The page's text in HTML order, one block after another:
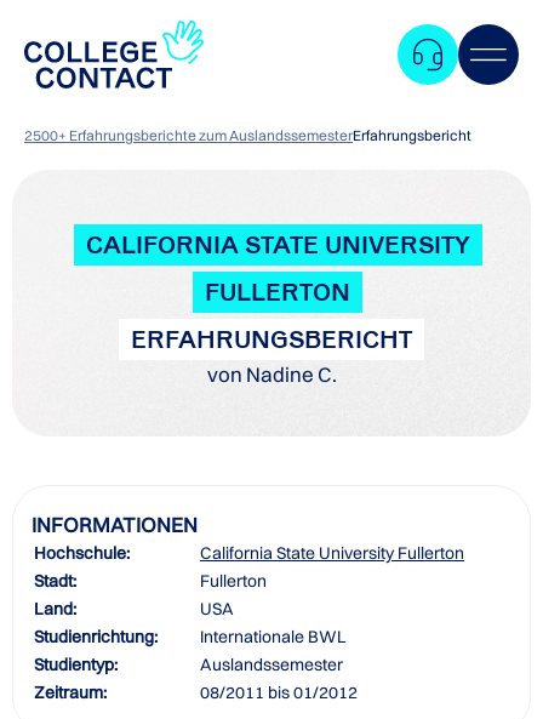
2500+ Erfahrungsberichte zum AuslandssemesterErfahrungsbericht
CALIFORNIA STATE UNIVERSITY
FULLERTON
ERFAHRUNGSBERICHT
von Nadine C.
INFORMATIONEN
Hochschule:
California State University Fullerton
Stadt:
Fullerton
Land:
USA
Studienrichtung:
Internationale BWL
Studientyp:
Auslandssemester
Zeitraum:
08/2011 bis 01/2012